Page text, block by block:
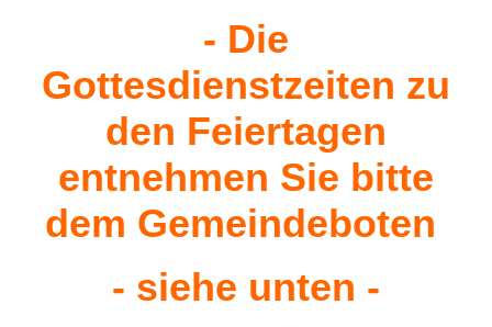
- Die
Gottesdienstzeiten zu
den Feiertagen
entnehmen Sie bitte
dem Gemeindeboten
- siehe unten -